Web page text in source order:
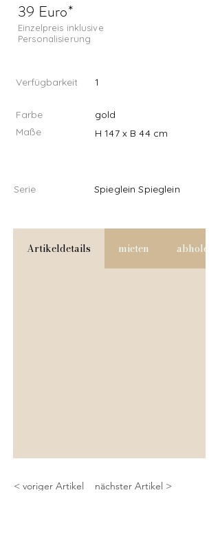
39 Euro*
Einzelpreis inklusive
Personalisierung
Verfügbarkeit
Farbe
Maße
Serie
1
gold
H 147 x B 44 cm
Spieglein Spieglein
Artikeldetails mieten abholen
< voriger Artikel nächster Artikel >